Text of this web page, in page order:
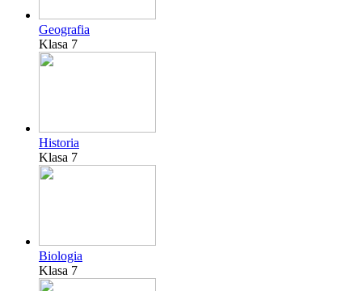
Geografia
Klasa 7
Historia
Klasa 7
Biologia
Klasa 7